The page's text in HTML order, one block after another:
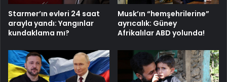
Starmer’ın evleri 24 saat
arayla yandı: Yangınlar
kundaklama mı?
Musk’ın “hemşehrilerine”
ayrıcalık: Güney
Afrikalılar ABD yolunda!